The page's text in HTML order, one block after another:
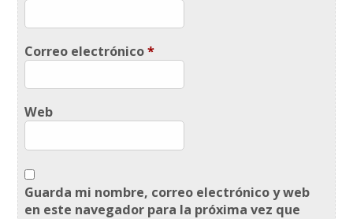
Correo electrónico*
Web
Guarda mi nombre, correo electrónico y web
en este navegador para la próxima vez que